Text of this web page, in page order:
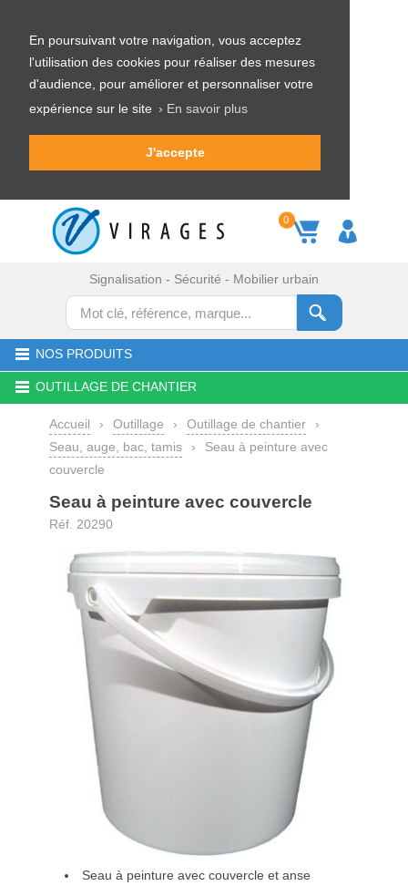
En poursuivant votre navigation, vous acceptez
l'utilisation des cookies pour réaliser des mesures
d'audience, pour améliorer et personnaliser votre
expérience sur le site › En savoir plus
J'accepte
0
Signalisation - Sécurité - Mobilier urbain
NOS PRODUITS
OUTILLAGE DE CHANTIER
Accueil › Outillage › Outillage de chantier
›
Seau, auge, bac, tamis
›
Seau à peinture avec
couvercle
Seau à peinture avec couvercle
Réf. 20290
Seau à peinture avec couvercle et anse